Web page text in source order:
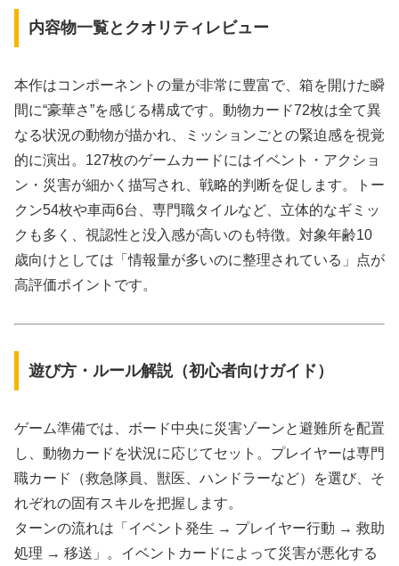
内容物一覧とクオリティレビュー
本作はコンポーネントの量が非常に豊富で、箱を開けた瞬
間に“豪華さ”を感じる構成です。動物カード72枚は全て異
なる状況の動物が描かれ、ミッションごとの緊迫感を視覚
的に演出。127枚のゲームカードにはイベント・アクショ
ン・災害が細かく描写され、戦略的判断を促します。トー
クン54枚や車両6台、専門職タイルなど、立体的なギミッ
クも多く、視認性と没入感が高いのも特徴。対象年齢10
歳向けとしては「情報量が多いのに整理されている」点が
高評価ポイントです。
遊び方・ルール解説（初心者向けガイド）
ゲーム準備では、ボード中央に災害ゾーンと避難所を配置
し、動物カードを状況に応じてセット。プレイヤーは専門
職カード（救急隊員、獣医、ハンドラーなど）を選び、そ
れぞれの固有スキルを把握します。
ターンの流れは「イベント発生 → プレイヤー行動 → 救助
処理 → 移送」。イベントカードによって災害が悪化する